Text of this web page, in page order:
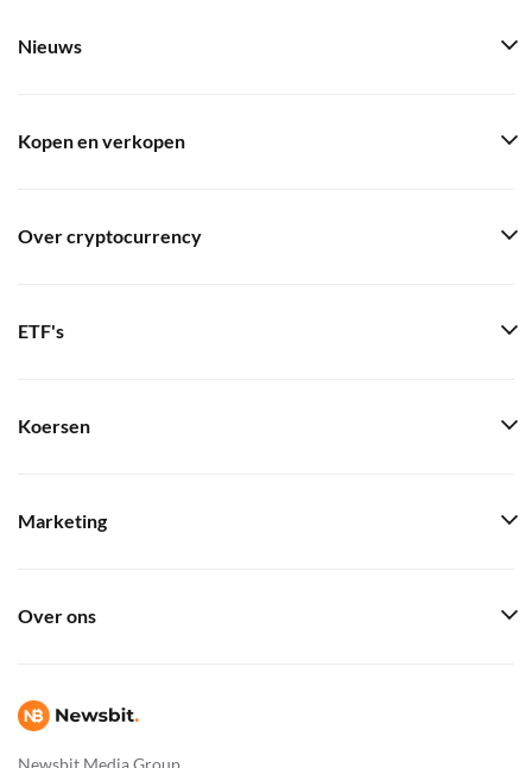
Newsbit Media Group
Nieuws
Kopen en verkopen
Over cryptocurrency
ETF's
Koersen
Marketing
Over ons